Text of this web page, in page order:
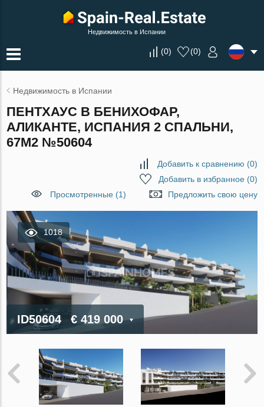
Недвижимость в Испании
(0) (0)
Недвижимость в Испании
ПЕНТХАУС В БЕНИХОФАР,
АЛИКАНТЕ, ИСПАНИЯ 2 СПАЛЬНИ,
67М2 №50604
Добавить к сравнению (0)
Добавить в избранное(0)
Просмотренные (1)
Предложить свою цену
1018
ID50604 € 419 000